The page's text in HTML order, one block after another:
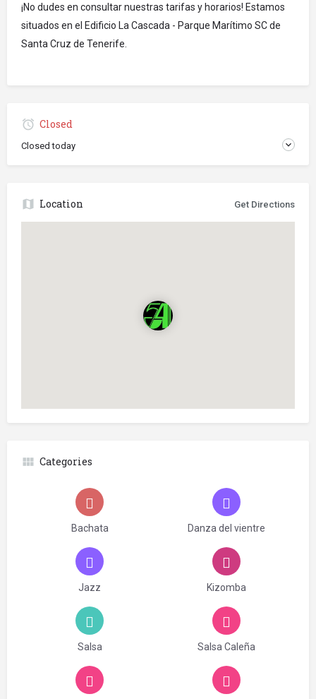
¡No dudes en consultar nuestras tarifas y horarios! Estamos
situados en el Edificio La Cascada - Parque Marítimo SC de
Santa Cruz de Tenerife.
Closed
Closed today
Location Get Directions
Categories
Bachata Danza del vientre
Jazz Kizomba
Salsa Salsa Caleña